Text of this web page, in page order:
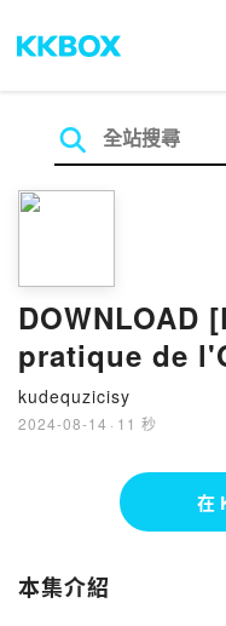
DOWNLOAD
pratique de
kudequzicisy
2024-08-14 · 11 秒
在
本集介紹